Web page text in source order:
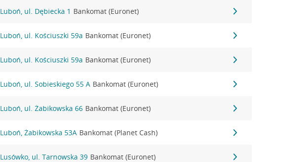
Luboń, ul. Dębiecka 1 Bankomat (Euronet)
Luboń, ul. Kościuszki 59a Bankomat (Euronet)
Luboń, ul. Kościuszki 59a Bankomat (Euronet)
Luboń, ul. Sobieskiego 55 A Bankomat (Euronet)
Luboń, ul. Żabikowska 66 Bankomat (Euronet)
Luboń, Żabikowska 53A Bankomat (Planet Cash)
Lusówko, ul. Tarnowska 39 Bankomat (Euronet)